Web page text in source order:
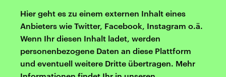
Hier geht es zu einem externen Inhalt eines
Anbieters wie Twitter, Facebook, Instagram o.ä.
Wenn Ihr diesen Inhalt ladet, werden
personenbezogene Daten an diese Plattform
und eventuell weitere Dritte übertragen. Mehr